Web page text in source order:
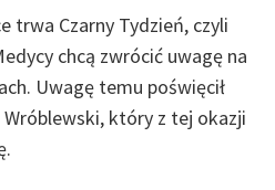
trwa Czarny Tydzień, czyli
chcą zwrócić uwagę na
Uwagę temu poświęcił
Wróblewski, który z tej okazji